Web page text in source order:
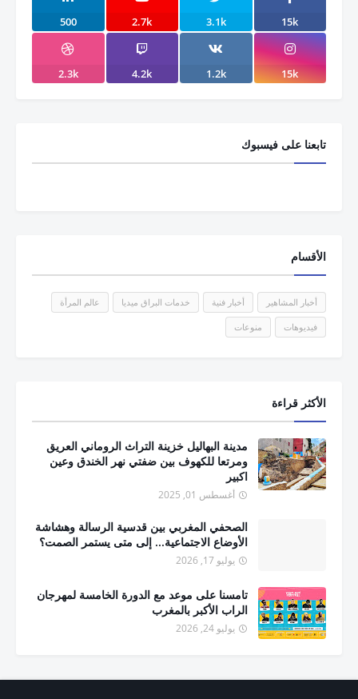
15k
3.1k
2.7k
500
15k
1.2k
4.2k
2.3k
تابعنا على فيسبوك
الأقسام
أخبار المشاهير أخبار فنية خدمات البراق ميديا عالم المرأة
فيديوهات منوعات
الأكثر قراءة
مدينة البهاليل خزينة التراث الروماني العريق
ومرتعا للكهوف بين ضفتي نهر الخندق وعين
اكبير
أغسطس 01, 2025
الصحفي المغربي بين قدسية الرسالة وهشاشة
الأوضاع الاجتماعية... إلى متى يستمر الصمت؟
يوليو 17, 2026
تامسنا على موعد مع الدورة الخامسة لمهرجان
الراب الأكبر بالمغرب
يوليو 24, 2026